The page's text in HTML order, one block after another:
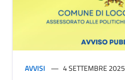
AVVISI 4 SETTEMBRE 2025